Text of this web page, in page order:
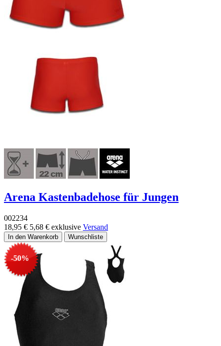
Arena Kastenbadehose für Jungen
002234
18,95 € 5,68 € exklusive Versand
-50%